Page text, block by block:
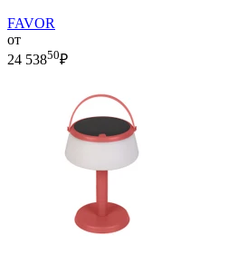
FAVOR
от
24 53850₽